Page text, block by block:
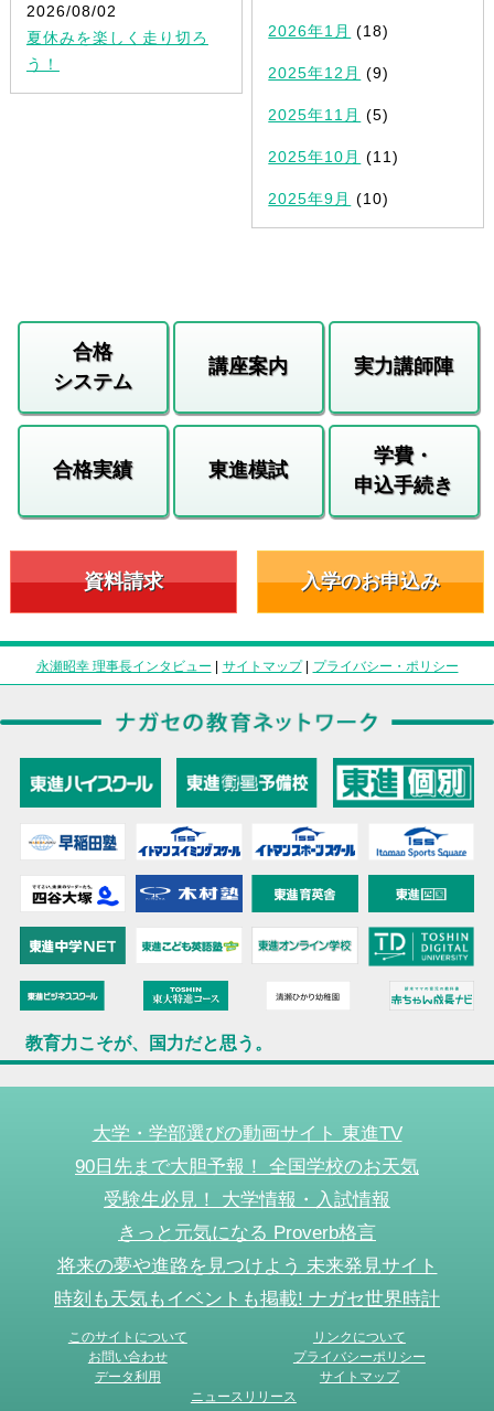
2026/08/02
夏休みを楽しく走り切ろ
う！
2026年1月 (18)
2025年12月 (9)
2025年11月 (5)
2025年10月 (11)
2025年9月 (10)
合格
システム
講座案内 実力講師陣
合格実績 東進模試
学費・
申込手続き
資料請求 入学のお申込み
永瀬昭幸 理事長インタビュー | サイトマップ| プライバシー・ポリシー
教育力こそが、国力だと思う。
大学・学部選びの動画サイト 東進TV
90日先まで大胆予報！ 全国学校のお天気
受験生必見！ 大学情報・入試情報
きっと元気になる Proverb格言
将来の夢や進路を見つけよう 未来発見サイト
時刻も天気もイベントも掲載! ナガセ世界時計
このサイトについて
リンクについて
お問い合わせ
プライバシーポリシー
データ利用
サイトマップ
ニュースリリース